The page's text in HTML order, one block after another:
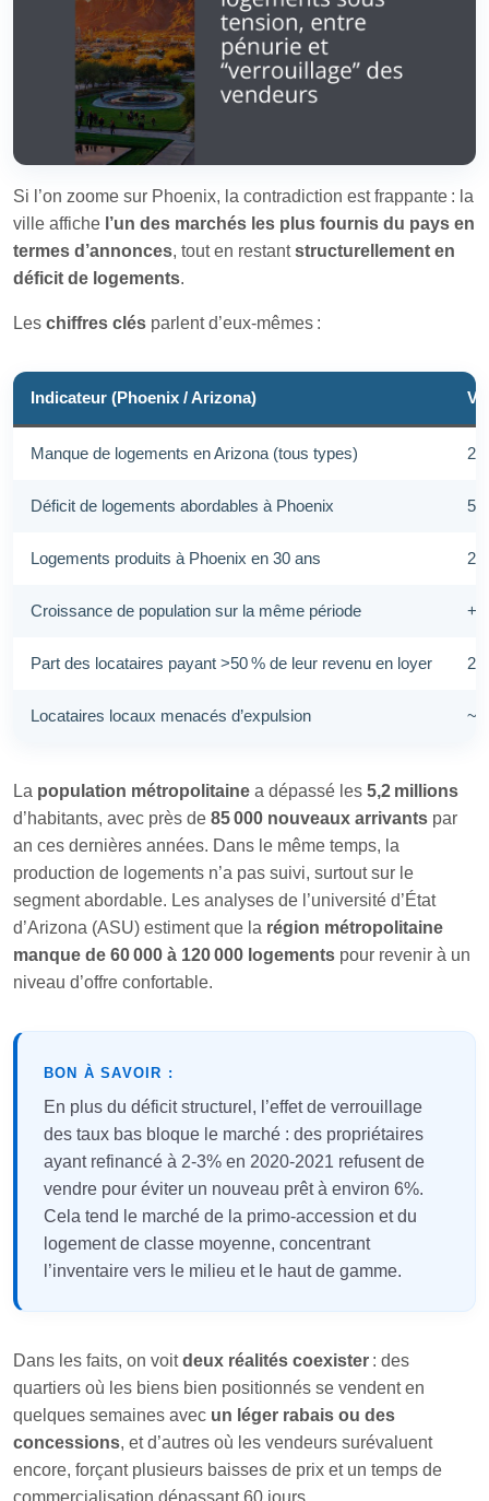
Si l’on zoome sur Phoenix, la contradiction est frappante : la
ville affiche l’un des marchés les plus fournis du pays en
termes d’annonces, tout en restantstructurellement en
déficit de logements.
Les chiffres clés parlent d’eux‑mêmes :
Indicateur (Phoenix / Arizona)
Manque de logements en Arizona (tous types)
Déficit de logements abordables à Phoenix 59
Logements produits à Phoenix en 30 ans
Croissance de population sur la même période
Part des locataires payant >50 % de leur revenu en loyer 27
Locataires locaux menacés d’expulsion
La population métropolitaine a dépassé les 5,2 millions
d’habitants, avec près de 85 000 nouveaux arrivants par
an ces dernières années. Dans le même temps, la
production de logements n’a pas suivi, surtout sur le
segment abordable. Les analyses de l’université d’État
d’Arizona (ASU) estiment que la région métropolitaine
manque de 60 000 à 120 000 logements pour revenir à un
niveau d’offre confortable.
BON À SAVOIR :
En plus du déficit structurel, l’effet de verrouillage
des taux bas bloque le marché : des propriétaires
ayant refinancé à 2-3% en 2020-2021 refusent de
vendre pour éviter un nouveau prêt à environ 6%.
Cela tend le marché de la primo-accession et du
logement de classe moyenne, concentrant
l’inventaire vers le milieu et le haut de gamme.
Dans les faits, on voitdeux réalités coexister : des
quartiers où les biens bien positionnés se vendent en
quelques semaines avec un léger rabais ou des
concessions, et d’autres où les vendeurs surévaluent
encore, forçant plusieurs baisses de prix et un temps de